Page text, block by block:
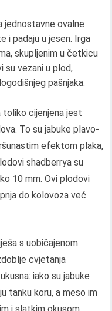
jednostavne ovalne
i padaju u jesen. Irga
skupljenim u četkicu
su vezani u plod,
pašnjaka.
toliko cijenjena jest
To su jabuke plavo-
efektom plaka,
shadberrya su
10 mm. Ovi plodovi
do kolovoza već
s uobičajenom
cvjetanja
iako su jabuke
tanku koru, a meso im